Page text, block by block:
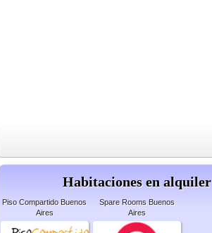
Habitaciones en alquiler
Piso Compartido Buenos
Aires
Spare Rooms Buenos
Aires